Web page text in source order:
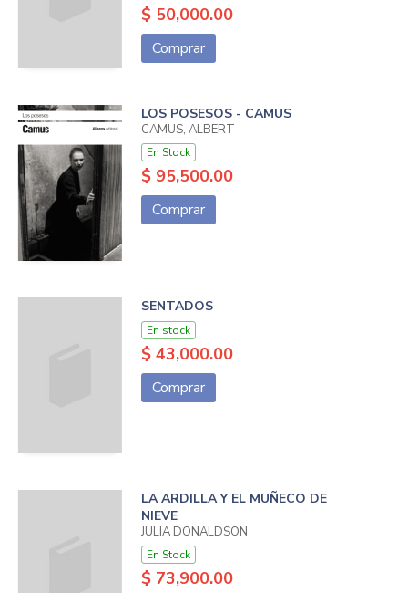
$ 50,000.00
Comprar
LOS POSESOS - CAMUS
CAMUS, ALBERT
En Stock
$ 95,500.00
Comprar
SENTADOS
En stock
$ 43,000.00
Comprar
LA ARDILLA Y EL MUÑECO DE
NIEVE
JULIA DONALDSON
En Stock
$ 73,900.00